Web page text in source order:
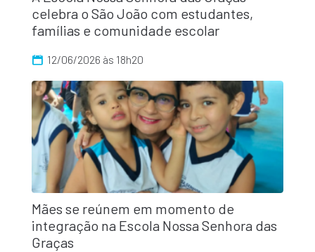
celebra o São João com estudantes,
famílias e comunidade escolar
12/06/2026 às 18h20
Mães se reúnem em momento de
integração na Escola Nossa Senhora das
Graças